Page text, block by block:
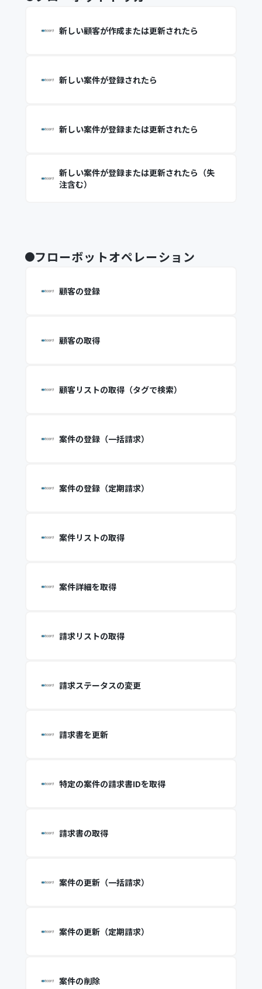
新しい顧客が作成または更新されたら
新しい案件が登録されたら
新しい案件が登録または更新されたら
新しい案件が登録または更新されたら（失
注含む）
フローボットオペレーション
顧客の登録
顧客の取得
顧客リストの取得（タグで検索）
案件の登録（一括請求）
案件の登録（定期請求）
案件リストの取得
案件詳細を取得
請求リストの取得
請求ステータスの変更
請求書を更新
特定の案件の請求書IDを取得
請求書の取得
案件の更新（一括請求）
案件の更新（定期請求）
案件の削除